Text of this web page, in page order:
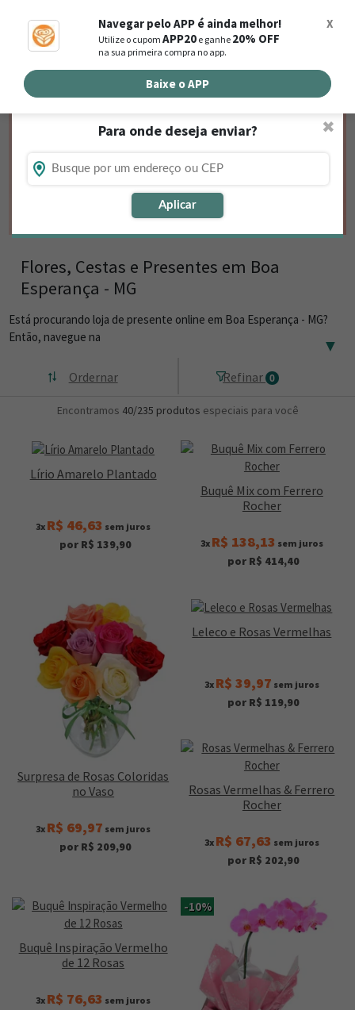
Navegar pelo APP é ainda melhor!
Utilize o cupomAPP20 e ganhe 20% OFF
na sua primeira compra no app.
X
Baixe o APP
Busca de produtos
Buscar por endereço de entrega
Para onde deseja enviar?
Aplicar
✖
Flores, Cestas e Presentes em Boa
Esperança - MG
Está procurando loja de presente online em Boa Esperança - MG?
Então, navegue na
▼
Refinar 0
Ordernar
Encontramos 40/235 produtos especiais para você
Lírio Amarelo Plantado
3x R$ 46,63 sem juros
por R$ 139,90
Buquê Mix com Ferrero
Rocher
3x R$ 138,13 sem juros
por R$ 414,40
Surpresa de Rosas Coloridas
no Vaso
3x R$ 69,97 sem juros
por R$ 209,90
Leleco e Rosas Vermelhas
3x R$ 39,97 sem juros
por R$ 119,90
Rosas Vermelhas & Ferrero
Rocher
3x R$ 67,63 sem juros
por R$ 202,90
Buquê Inspiração Vermelho
de 12 Rosas
3x R$ 76,63 sem juros
-10%